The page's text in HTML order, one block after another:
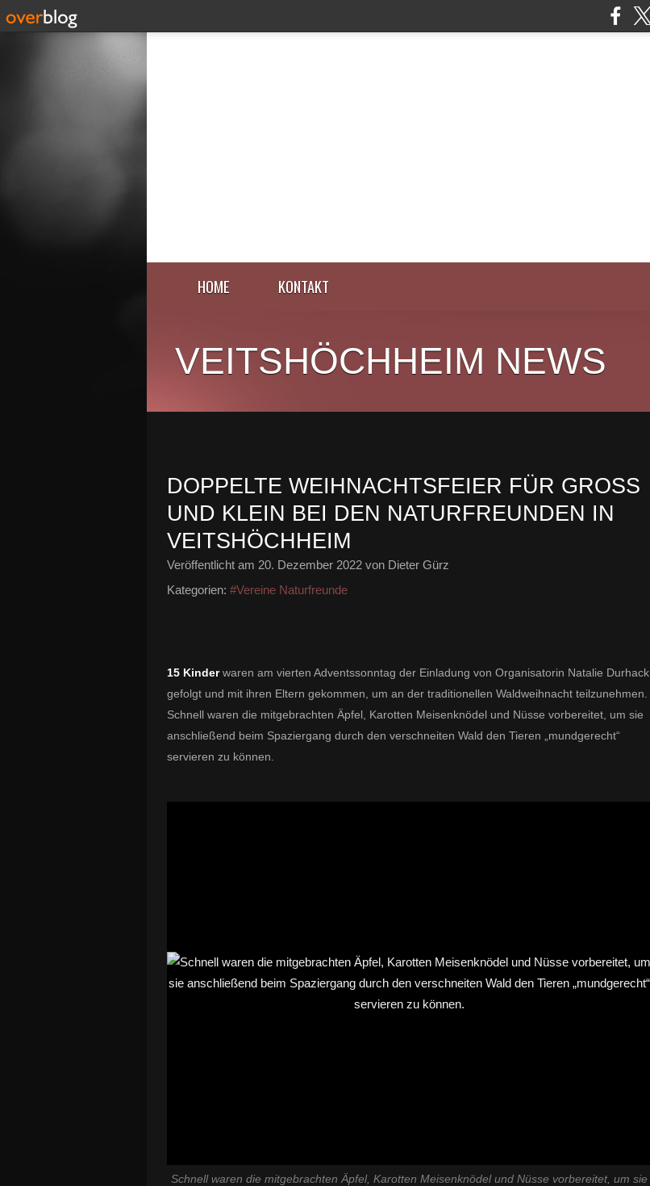
HOME KONTAKT
VEITSHÖCHHEIM NEWS
DOPPELTE WEIHNACHTSFEIER FÜR GROSS U
ND KLEIN BEI DEN NATURFREUNDEN IN V
EITSHÖCHHEIM
Veröffentlicht am 20. Dezember 2022 von Dieter Gürz
Kategorien: #Vereine Naturfreunde
15 Kinderwaren am vierten Adventssonntag der Einladung von Organisatorin Natalie Durhack
gefolgt und mit ihren Eltern gekommen, um an der traditionellen Waldweihnacht teilzunehmen.
Schnell waren die mitgebrachten Äpfel, Karotten Meisenknödel und Nüsse vorbereitet, um sie
anschließend beim Spaziergang durch den verschneiten Wald den Tieren „mundgerecht“
servieren zu können.
Schnell waren die mitgebrachten Äpfel, Karotten Meisenknödel und Nüsse vorbereitet, um sie